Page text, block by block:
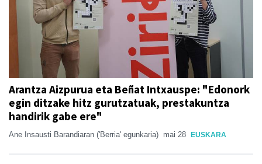
Arantza Aizpurua eta Beñat Intxauspe: "Edonork
egin ditzake hitz gurutzatuak, prestakuntza
handirik gabe ere"
Ane Insausti Barandiaran ('Berria' egunkaria) mai 28 EUSKARA